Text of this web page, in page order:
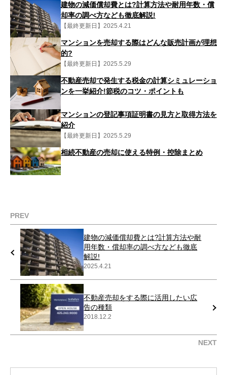
建物の減価償却費とは?計算方法や耐用年数・償
却率の調べ方なども徹底解説!
【最終更新日】2025.4.21
マンションを売却する際はどんな販売計画が理想
的?
【最終更新日】2025.5.29
不動産売却で発生する税金の計算シミュレーショ
ンを一挙紹介!節税のコツ・ポイントも
マンションの登記事項証明書の見方と取得方法を
紹介
【最終更新日】2025.5.29
相続不動産の売却に使える特例・控除まとめ
PREV
建物の減価償却費とは?計算方法や耐
用年数・償却率の調べ方なども徹底
解説!
2025.4.21
NEXT
不動産売却をする際に活用したい広
告の種類
2018.12.2